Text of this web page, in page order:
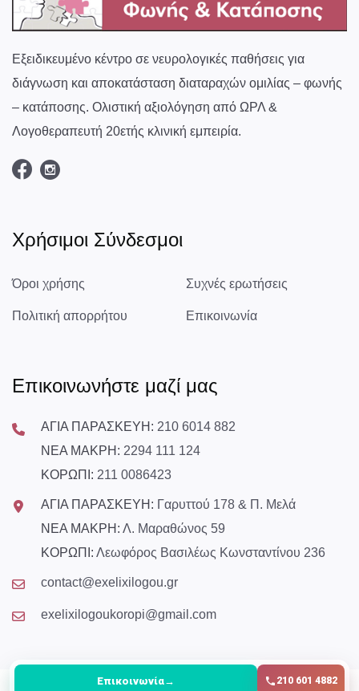
Εξειδικευμένο κέντρο σε νευρολογικές παθήσεις για
διάγνωση και αποκατάσταση διαταραχών ομιλίας – φωνής
– κατάποσης. Ολιστική αξιολόγηση από ΩΡΛ &
Λογοθεραπευτή 20ετής κλινική εμπειρία.
Χρήσιμοι Σύνδεσμοι
Όροι χρήσης
Πολιτική απορρήτου
Συχνές ερωτήσεις
Επικοινωνία
Επικοινωνήστε μαζί μας
ΑΓΙΑ ΠΑΡΑΣΚΕΥΗ: 210 6014 882
ΝΕΑ ΜΑΚΡΗ: 2294 111 124
ΚΟΡΩΠΙ: 211 0086423
ΑΓΙΑ ΠΑΡΑΣΚΕΥΗ: Γαρυττού 178 & Π. Μελά
ΝΕΑ ΜΑΚΡΗ: Λ. Μαραθώνος 59
ΚΟΡΩΠΙ: Λεωφόρος Βασιλέως Κωνσταντίνου 236
contact@exelixilogou.gr
exelixilogoukoropi@gmail.com
Επικοινωνία→ 210 601 4882